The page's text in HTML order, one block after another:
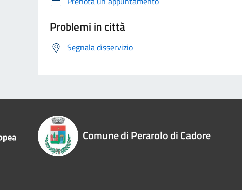
Problemi in città
Segnala disservizio
Comune di Perarolo di Cadore